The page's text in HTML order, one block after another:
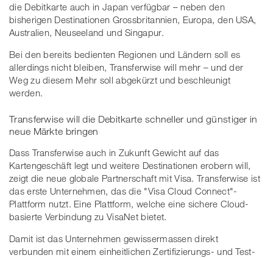
die Debitkarte auch in Japan verfügbar – neben den
bisherigen Destinationen Grossbritannien, Europa, den USA,
Australien, Neuseeland und Singapur.
Bei den bereits bedienten Regionen und Ländern soll es
allerdings nicht bleiben, Transferwise will mehr – und der
Weg zu diesem Mehr soll abgekürzt und beschleunigt
werden.
Transferwise will die Debitkarte schneller und günstiger in
neue Märkte bringen
Dass Transferwise auch in Zukunft Gewicht auf das
Kartengeschäft legt und weitere Destinationen erobern will,
zeigt die neue globale Partnerschaft mit Visa. Transferwise ist
das erste Unternehmen, das die "Visa Cloud Connect"-
Plattform nutzt. Eine Plattform, welche eine sichere Cloud-
basierte Verbindung zu VisaNet bietet.
Damit ist das Unternehmen gewissermassen direkt
verbunden mit einem einheitlichen Zertifizierungs- und Test-